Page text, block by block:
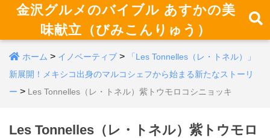
金沢グルメのバイブル あすかの美
味献立（びみこんりゅう）
ホーム > イノベーティブ >
「Les Tonnelles（レ・トネル）」
新展開！メキシコ出身のマルコシェフから始まる新たなストーリ
ー > Les Tonnelles（レ・トネル）紫トウモロコシニョッキ
Les Tonnelles（レ・トネル）紫トウモロ